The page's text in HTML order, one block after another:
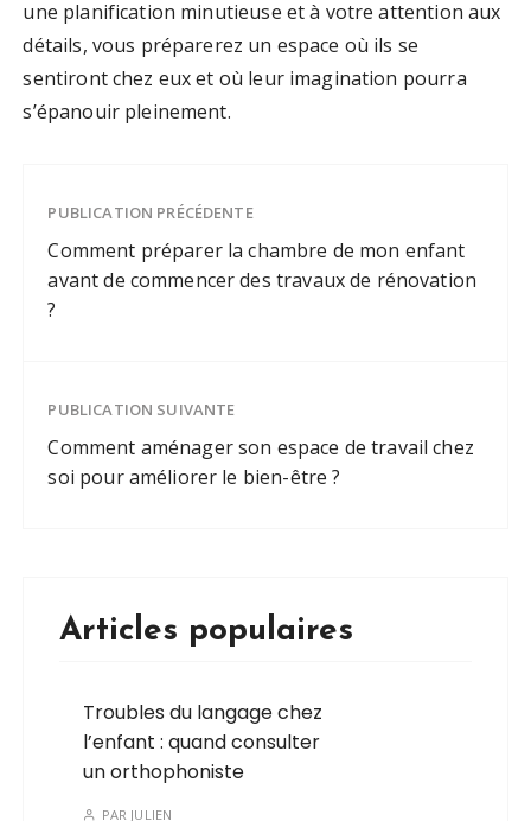
une planification minutieuse et à votre attention aux
détails, vous préparerez un espace où ils se
sentiront chez eux et où leur imagination pourra
s’épanouir pleinement.
PUBLICATION PRÉCÉDENTE
Comment préparer la chambre de mon enfant
avant de commencer des travaux de rénovation
?
PUBLICATION SUIVANTE
Comment aménager son espace de travail chez
soi pour améliorer le bien-être ?
Articles populaires
Troubles du langage chez
l’enfant : quand consulter
un orthophoniste
PAR JULIEN